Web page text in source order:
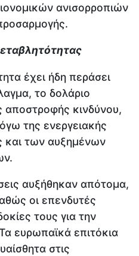
ανισορροπιών
έχει ήδη περάσει
το δολάριο
αποστροφής κινδύνου,
της ενεργειακής
και των αυξημένων
αυξήθηκαν απότομα,
οι επενδυτές
τους για την
ευρωπαϊκά επιτόκια
στις